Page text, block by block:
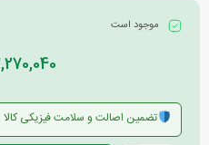
موجود است
تضمین اصالت و سلامت فیزیکی کالا